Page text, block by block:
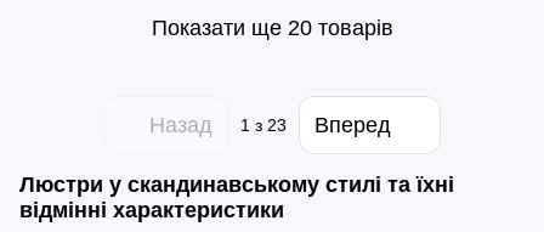
Показати ще 20 товарів
Назад 1з 23 Вперед
Люстри у скандинавському стилі та їхні
відмінні характеристики